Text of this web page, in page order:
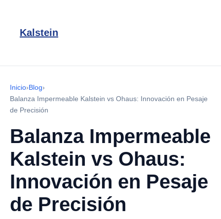
Kalstein
Inicio›Blog›
Balanza Impermeable Kalstein vs Ohaus: Innovación en Pesaje
de Precisión
Balanza Impermeable
Kalstein vs Ohaus:
Innovación en Pesaje
de Precisión